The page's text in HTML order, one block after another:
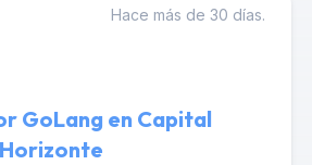
Hace más de 30 días.
GoLang en Capital